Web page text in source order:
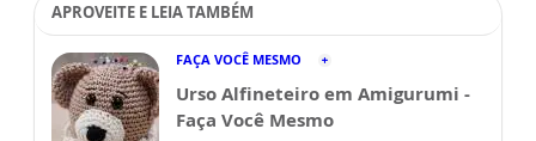
APROVEITE E LEIA TAMBÉM
FAÇA VOCÊ MESMO
Urso Alfineteiro em Amigurumi -
Faça Você Mesmo